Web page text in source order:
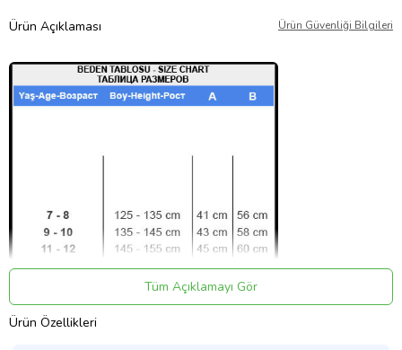
Ürün Açıklaması Ürün Güvenliği Bilgileri
Tüm Açıklamayı Gör
Ürün Özellikleri